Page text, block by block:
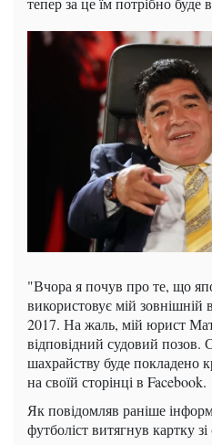
"Вчора я почув про те, що
використовує мій зовнішній
2017. На жаль, мій юрист
відповідний судовий позов.
шахрайству буде покладено
на своїй сторінці в Facebook.
Як повідомляв раніше
футболіст витягнув картку